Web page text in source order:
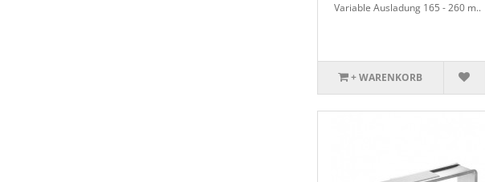
Variable Ausladung 165 - 260 m..
+ WARENKORB